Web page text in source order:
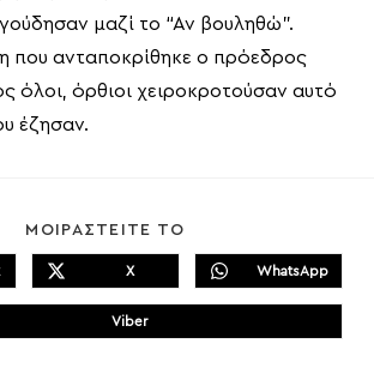
μαζί το “Αν βουληθώ”.
που ανταποκρίθηκε ο πρόεδρος
όλοι, όρθιοι χειροκροτούσαν αυτό
έζησαν.
ΜΟΙΡΑΣΤΕΙΤΕ ΤΟ
CONTENT
Opens
a
new
X
Opens
WhatsApp
Opens
Viber